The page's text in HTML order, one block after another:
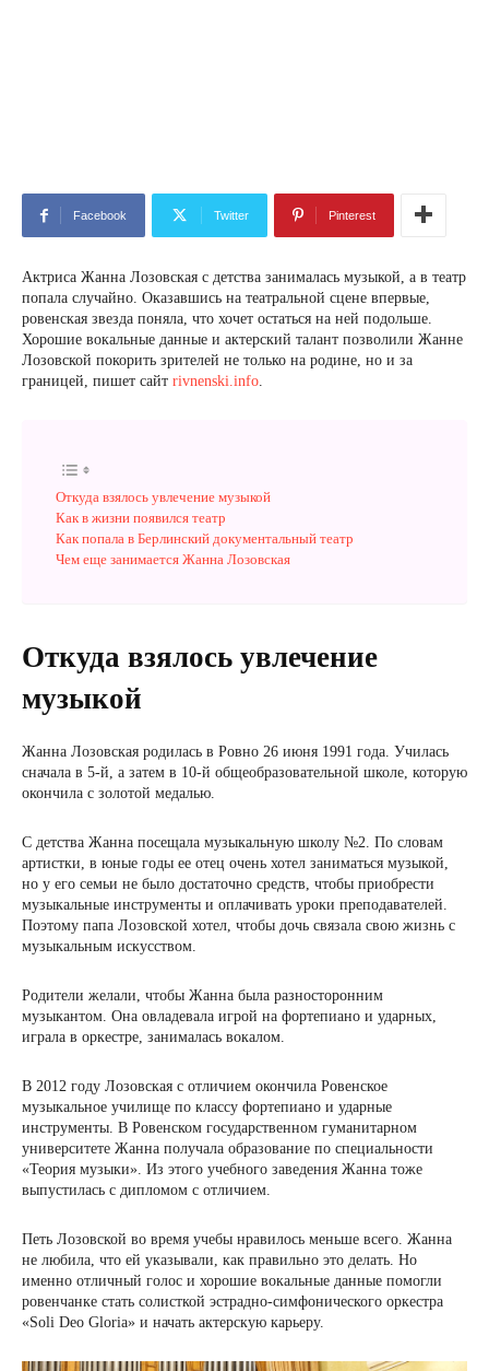
Facebook Twitter Pinterest
Актриса Жанна Лозовская с детства занималась музыкой, а в театр
попала случайно. Оказавшись на театральной сцене впервые,
ровенская звезда поняла, что хочет остаться на ней подольше.
Хорошие вокальные данные и актерский талант позволили Жанне
Лозовской покорить зрителей не только на родине, но и за
границей, пишет сайт rivnenski.info.
Откуда взялось увлечение музыкой
Как в жизни появился театр
Как попала в Берлинский документальный театр
Чем еще занимается Жанна Лозовская
Откуда взялось увлечение
музыкой
Жанна Лозовская родилась в Ровно 26 июня 1991 года. Училась
сначала в 5-й, а затем в 10-й общеобразовательной школе, которую
окончила с золотой медалью.
С детства Жанна посещала музыкальную школу №2. По словам
артистки, в юные годы ее отец очень хотел заниматься музыкой,
но у его семьи не было достаточно средств, чтобы приобрести
музыкальные инструменты и оплачивать уроки преподавателей.
Поэтому папа Лозовской хотел, чтобы дочь связала свою жизнь с
музыкальным искусством.
Родители желали, чтобы Жанна была разносторонним
музыкантом. Она овладевала игрой на фортепиано и ударных,
играла в оркестре, занималась вокалом.
В 2012 году Лозовская с отличием окончила Ровенское
музыкальное училище по классу фортепиано и ударные
инструменты. В Ровенском государственном гуманитарном
университете Жанна получала образование по специальности
«Теория музыки». Из этого учебного заведения Жанна тоже
выпустилась с дипломом с отличием.
Петь Лозовской во время учебы нравилось меньше всего. Жанна
не любила, что ей указывали, как правильно это делать. Но
именно отличный голос и хорошие вокальные данные помогли
ровенчанке стать солисткой эстрадно-симфонического оркестра
«Soli Deo Gloria» и начать актерскую карьеру.